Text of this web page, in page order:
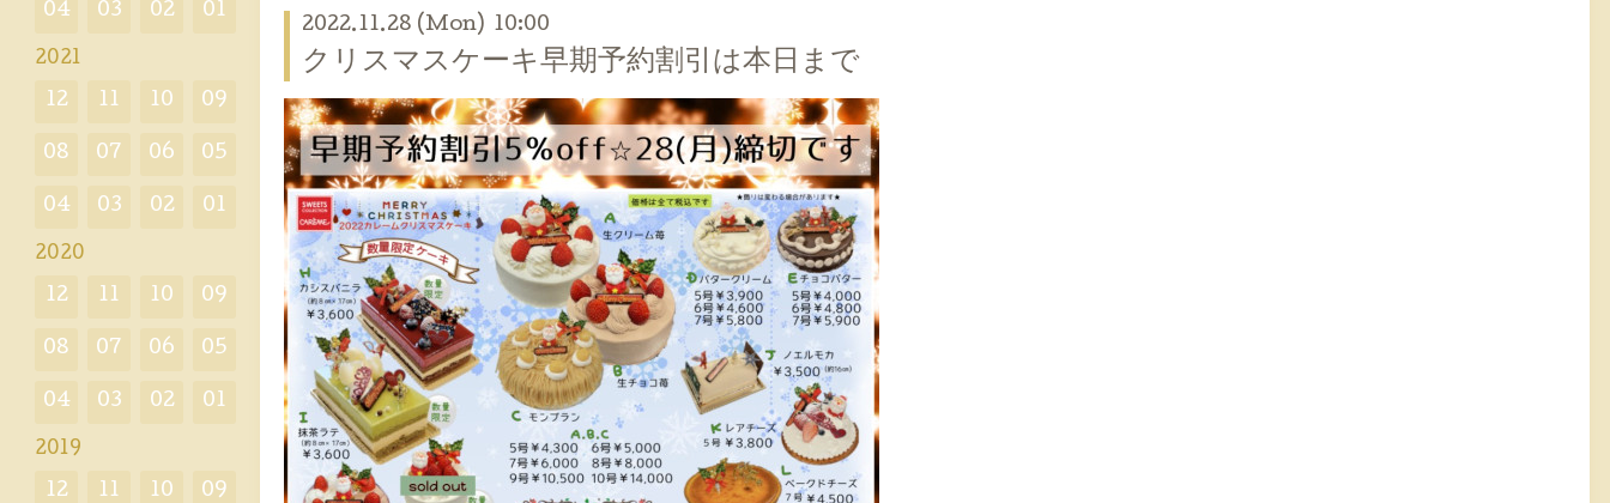
2022.11.28 (Mon) 10:00
クリスマスケーキ早期予約割引は本日まで
04 03 02 01
2021
12 11 10 09
08 07 06 05
04 03 02 01
2020
12 11 10 09
08 07 06 05
04 03 02 01
2019
12 11 10 09